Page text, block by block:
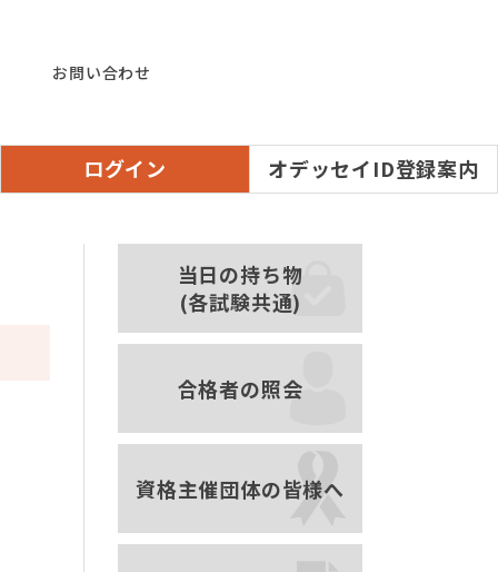
お問い合わせ
ログイン オデッセイID登録案内
当日の持ち物
(各試験共通)
合格者の照会
資格主催団体の皆様へ